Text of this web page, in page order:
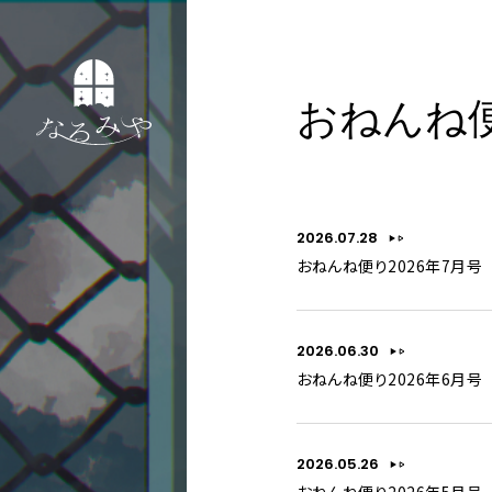
おねんね
2026.07.28
おねんね便り2026年7月号
2026.06.30
おねんね便り2026年6月号
2026.05.26